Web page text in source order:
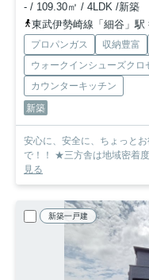
- / 109.30㎡ / 4LDK /新築
東武伊勢崎線「細谷」駅
プロパンガス 収納豊富
ウォークインシューズクロ
カウンターキッチン
新築
安心に、安全に、ちょっと
で！！ ★三方舎は地域
見る
新築一戸建